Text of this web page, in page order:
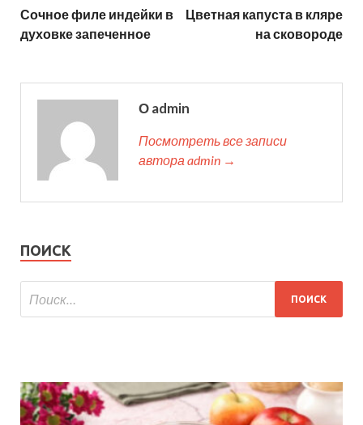
Сочное филе индейки в
духовке запеченное
Цветная капуста в кляре
на сковороде
О admin
Посмотреть все записи
автора admin →
ПОИСК